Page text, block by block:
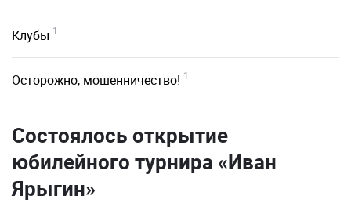
Клубы 1
Осторожно, мошенничество! 1
Состоялось открытие
юбилейного турнира «Иван
Ярыгин»